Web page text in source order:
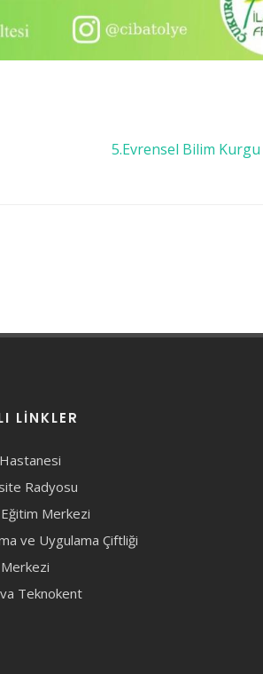
5.Evrensel Bilim
LINKLER
Hastanesi
Radyosu
Merkezi
ve Uygulama Çiftliği
Teknokent